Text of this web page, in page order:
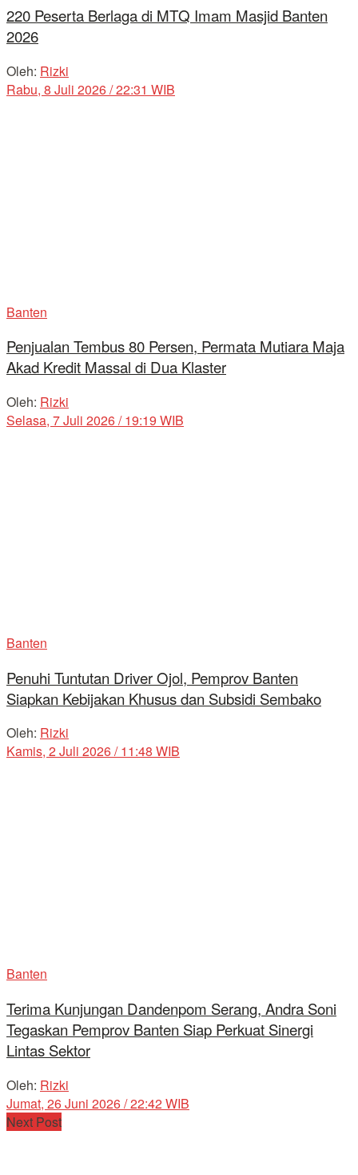
220 Peserta Berlaga di MTQ Imam Masjid Banten
2026
Oleh: Rizki
Rabu, 8 Juli 2026 / 22:31 WIB
Banten
Penjualan Tembus 80 Persen, Permata Mutiara Maja
Akad Kredit Massal di Dua Klaster
Oleh: Rizki
Selasa, 7 Juli 2026 / 19:19 WIB
Banten
Penuhi Tuntutan Driver Ojol, Pemprov Banten
Siapkan Kebijakan Khusus dan Subsidi Sembako
Oleh: Rizki
Kamis, 2 Juli 2026 / 11:48 WIB
Banten
Terima Kunjungan Dandenpom Serang, Andra Soni
Tegaskan Pemprov Banten Siap Perkuat Sinergi
Lintas Sektor
Oleh: Rizki
Jumat, 26 Juni 2026 / 22:42 WIB
Next Post